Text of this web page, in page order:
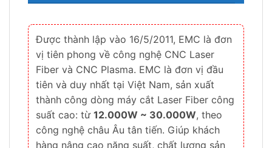
Được thành lập vào 16/5/2011, EMC là đơn
vị tiên phong về công nghệ CNC Laser
Fiber và CNC Plasma. EMC là đơn vị đầu
tiên và duy nhất tại Việt Nam, sản xuất
thành công dòng máy cắt Laser Fiber công
suất cao: từ 12.000W ~ 30.000W, theo
công nghệ châu Âu tân tiến. Giúp khách
hàng nâng cao năng suất, chất lượng sản